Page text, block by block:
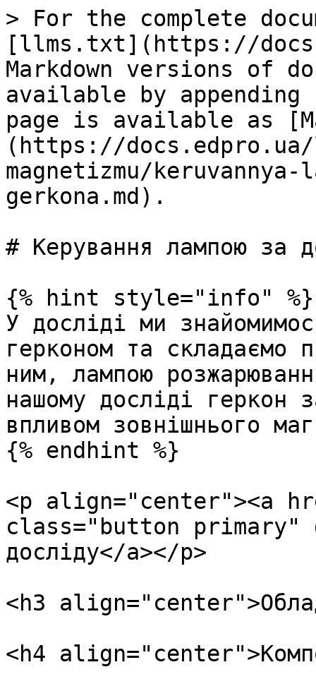
> For the complete
[llms.txt](https://
Markdown versions of
available by
page is available as
(https://
magnetizmu/keruvannya-
gerkona.md).
# Керування лампою за
{% hint style="info" %}
У досліді ми
герконом та складаємо
ним, лампою
нашому досліді геркон
впливом зовнішнього
{% endhint %}
<p align="center"><a
class="button primary"
досліду</a></p>
<h3
<h4